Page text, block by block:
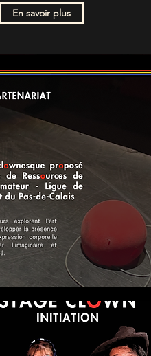
En savoir plus